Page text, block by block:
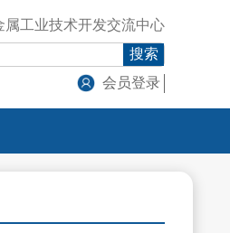
属工业技术开发交流中心
搜索
会员登录